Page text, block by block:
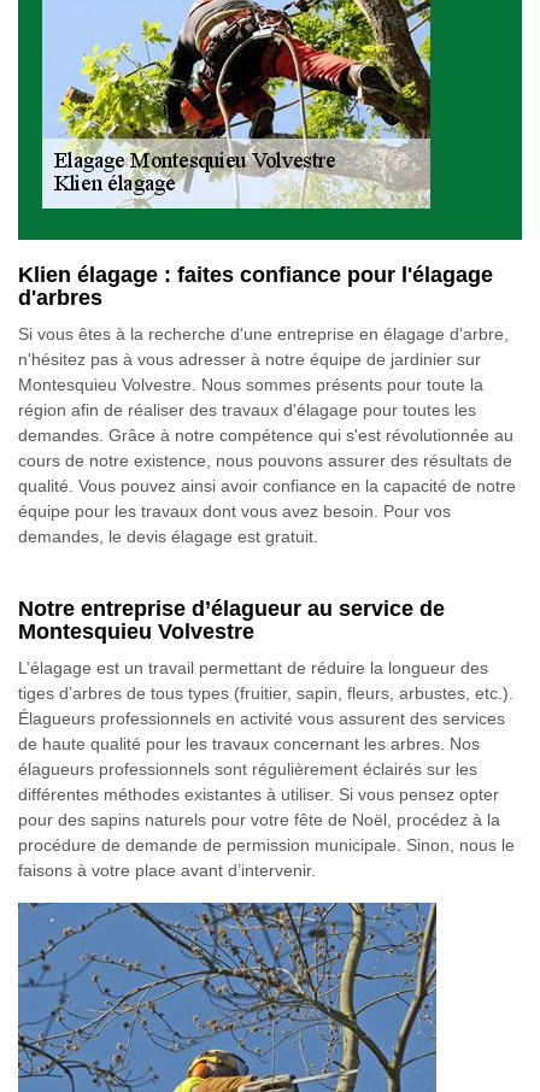
Klien élagage : faites confiance pour l'élagage
d'arbres
Si vous êtes à la recherche d'une entreprise en élagage d'arbre,
n'hésitez pas à vous adresser à notre équipe de jardinier sur
Montesquieu Volvestre. Nous sommes présents pour toute la
région afin de réaliser des travaux d'élagage pour toutes les
demandes. Grâce à notre compétence qui s'est révolutionnée au
cours de notre existence, nous pouvons assurer des résultats de
qualité. Vous pouvez ainsi avoir confiance en la capacité de notre
équipe pour les travaux dont vous avez besoin. Pour vos
demandes, le devis élagage est gratuit.
Notre entreprise d’élagueur au service de
Montesquieu Volvestre
L’élagage est un travail permettant de réduire la longueur des
tiges d’arbres de tous types (fruitier, sapin, fleurs, arbustes, etc.).
Élagueurs professionnels en activité vous assurent des services
de haute qualité pour les travaux concernant les arbres. Nos
élagueurs professionnels sont régulièrement éclairés sur les
différentes méthodes existantes à utiliser. Si vous pensez opter
pour des sapins naturels pour votre fête de Noël, procédez à la
procédure de demande de permission municipale. Sinon, nous le
faisons à votre place avant d’intervenir.